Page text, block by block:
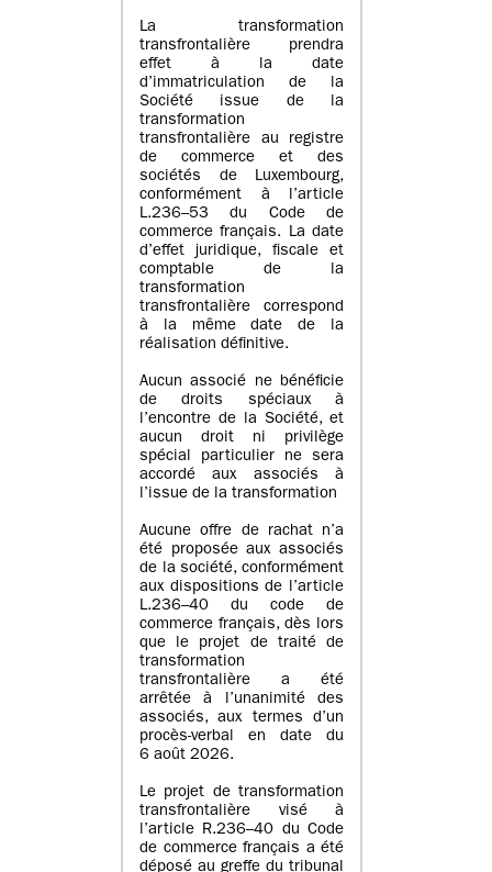
La transformation
transfrontalière prendra
effet à la date
d’immatriculation de la
Société issue de la
transformation
transfrontalière au registre
de commerce et des
sociétés de Luxembourg,
conformément à l’article
L.236–53 du Code de
commerce français. La date
d’effet juridique, fiscale et
comptable de la
transformation
transfrontalière correspond
à la même date de la
réalisation définitive.
Aucun associé ne bénéficie
de droits spéciaux à
l’encontre de la Société, et
aucun droit ni privilège
spécial particulier ne sera
accordé aux associés à
l’issue de la transformation
Aucune offre de rachat n’a
été proposée aux associés
de la société, conformément
aux dispositions de l’article
L.236–40 du code de
commerce français, dès lors
que le projet de traité de
transformation
transfrontalière a été
arrêtée à l’unanimité des
associés, aux termes d’un
procès-verbal en date du
6 août 2026.
Le projet de transformation
transfrontalière visé à
l’article R.236–40 du Code
de commerce français a été
déposé au greffe du tribunal